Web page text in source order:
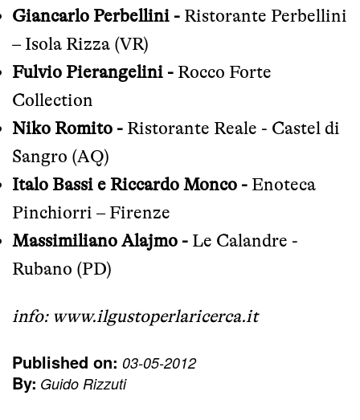
Giancarlo Perbellini - Ristorante Perbellini
– Isola Rizza (VR)
Fulvio Pierangelini - Rocco Forte
Collection
Niko Romito - Ristorante Reale - Castel di
Sangro (AQ)
Italo Bassi e Riccardo Monco - Enoteca
Pinchiorri – Firenze
Massimiliano Alajmo - Le Calandre -
Rubano (PD)
info: www.ilgustoperlaricerca.it
Published on: 03-05-2012
By: Guido Rizzuti